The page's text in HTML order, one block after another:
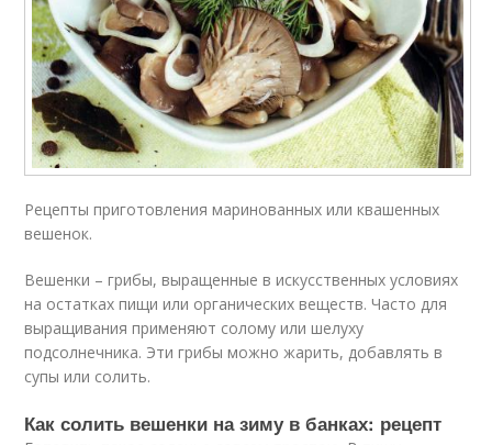
Рецепты приготовления маринованных или квашенных
вешенок.
Вешенки – грибы, выращенные в искусственных условиях
на остатках пищи или органических веществ. Часто для
выращивания применяют солому или шелуху
подсолнечника. Эти грибы можно жарить, добавлять в
супы или солить.
Как солить вешенки на зиму в банках: рецепт